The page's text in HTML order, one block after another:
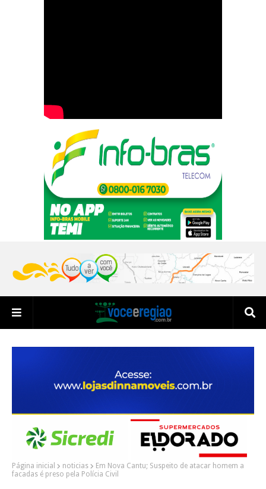
Página inicial noticias
Em Nova Cantu; Suspeito de atacar homem a
facadas é preso pela Polícia Civil